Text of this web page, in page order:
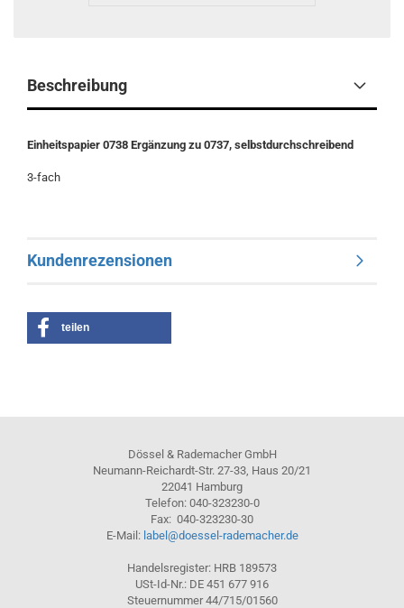
Beschreibung
Einheitspapier 0738 Ergänzung zu 0737, selbstdurchschreibend
3-fach
Kundenrezensionen
teilen
Dössel & Rademacher GmbH
Neumann-Reichardt-Str. 27-33, Haus 20/21
22041 Hamburg
Telefon: 040-323230-0
Fax: 040-323230-30
E-Mail: label@doessel-rademacher.de
Handelsregister: HRB 189573
USt-Id-Nr.: DE 451 677 916
Steuernummer 44/715/01560